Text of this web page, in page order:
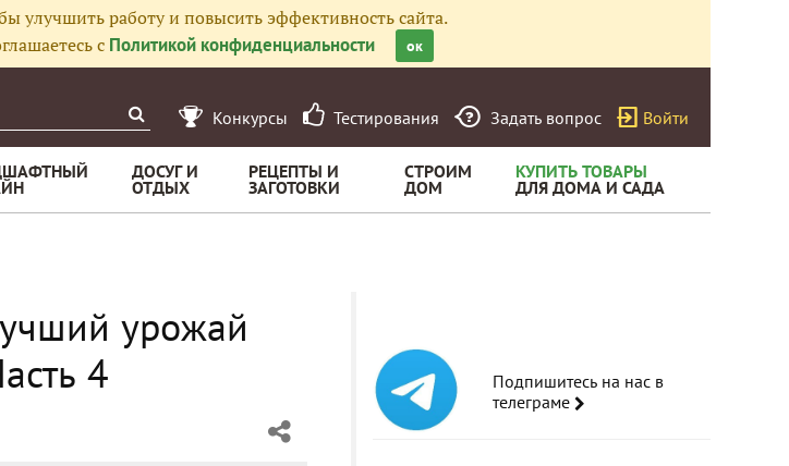
улучшить работу и повысить эффективность сайта.
с Политикой конфиденциальности ок
Конкурсы Тестирования Задать вопрос Войти
ДОСУГ И
ОТДЫХ
РЕЦЕПТЫ И
ЗАГОТОВКИ
СТРОИМ
ДОМ
КУПИТЬ ТОВАРЫ
ДЛЯ ДОМА И САДА
урожай
4
Подпишитесь на нас в
телеграме